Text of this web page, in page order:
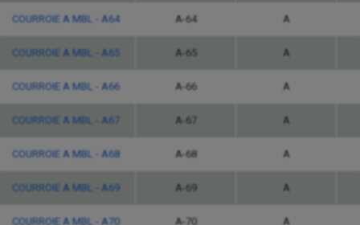
COURROIE A MBL - A64 A-64 A
COURROIE A MBL - A65 A-65 A
COURROIE A MBL - A66 A-66 A
COURROIE A MBL - A67 A-67 A
COURROIE A MBL - A68 A-68 A
COURROIE A MBL - A69 A-69 A
COURROIE A MBL - A70 A-70 A